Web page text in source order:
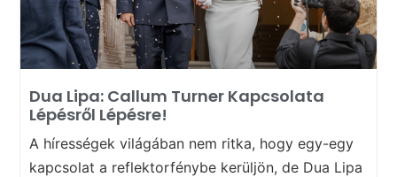
Dua Lipa: Callum Turner Kapcsolata
Lépésről Lépésre!
A hírességek világában nem ritka, hogy egy-egy
kapcsolat a reflektorfénybe kerüljön, de Dua Lipa